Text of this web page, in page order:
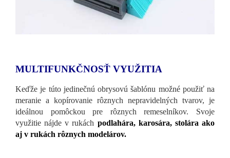
MULTIFUNKČNOSŤ VYUŽITIA
Keďže je túto jedinečnú obrysovú šablónu možné použiť na
meranie a kopírovanie rôznych nepravidelných tvarov, je
ideálnou pomôckou pre rôznych remeselníkov. Svoje
využitie nájde v rukách podlahára, karosára, stolára ako
aj v rukách rôznych modelárov.